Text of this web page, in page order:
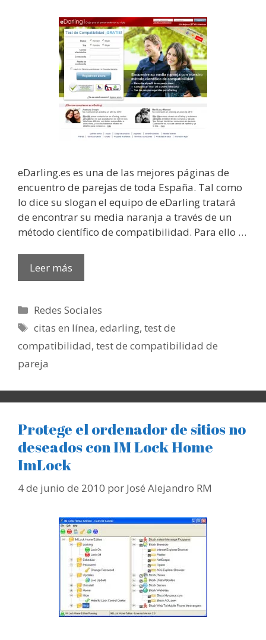
eDarling.es es una de las mejores páginas de
encuentro de parejas de toda España. Tal como
lo dice su slogan el equipo de eDarling tratará
de encontrar su media naranja a través de un
método científico de compatibilidad. Para ello …
Leer más
Categorías
Redes Sociales
Etiquetas
citas en línea,edarling,test de
compatibilidad, test de compatibilidad de
pareja
Protege el ordenador de sitios no
deseados con IM Lock Home
ImLock
4 de junio de 2010 por José Alejandro RM